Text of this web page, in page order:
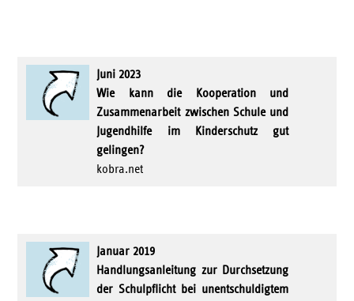
Juni 2023
Wie kann die Kooperation und
Zusammenarbeit zwischen Schule und
Jugendhilfe im Kinderschutz gut
gelingen?
kobra.net
Januar 2019
Handlungsanleitung zur Durchsetzung
der Schulpflicht bei unentschuldigtem